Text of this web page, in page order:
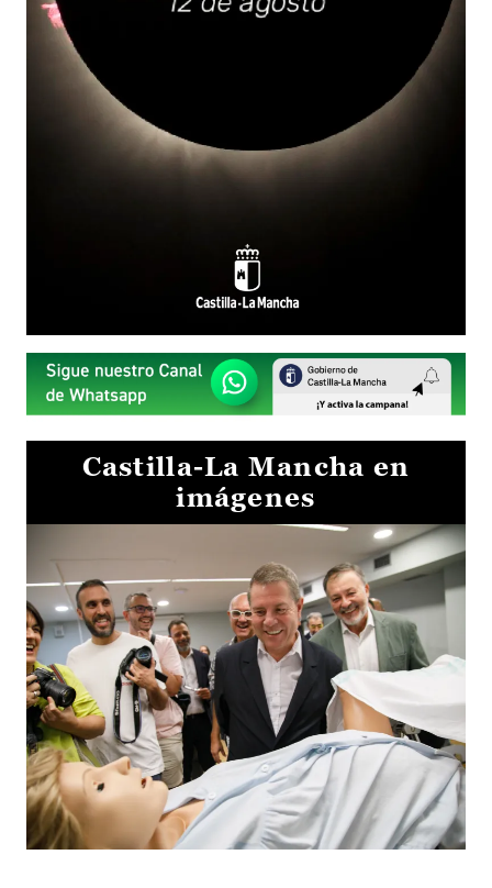
Castilla-La Mancha en
imágenes